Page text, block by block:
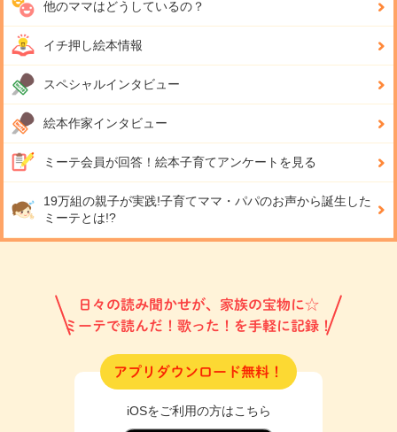
他のママはどうしているの？
イチ押し絵本情報
スペシャルインタビュー
絵本作家インタビュー
ミーテ会員が回答！ 絵本子育てアンケートを見る
19万組の親子が実践!子育てママ・パパのお声から誕生した
ミーテとは!?
日々の読み聞かせが、家族の宝物に☆
ミーテで読んだ！歌った！を手軽に記録！
アプリダウンロード無料！
iOSをご利用の方はこちら